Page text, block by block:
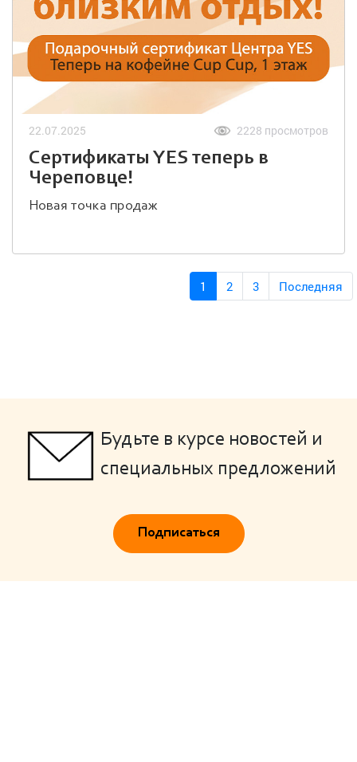
22.07.2025 2228 просмотров
Сертификаты YES теперь в
Череповце!
Новая точка продаж
1 2 3 Последняя
Будьте в курсе новостей и
специальных предложений
Подписаться